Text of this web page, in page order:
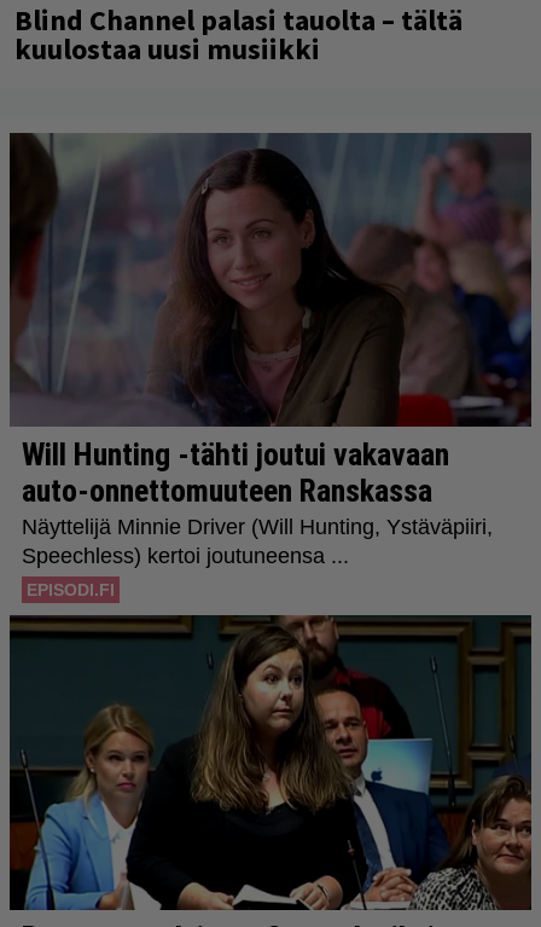
Blind Channel palasi tauolta – tältä
kuulostaa uusi musiikki